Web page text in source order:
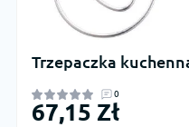
Trzepaczka
0
67,15 Zł